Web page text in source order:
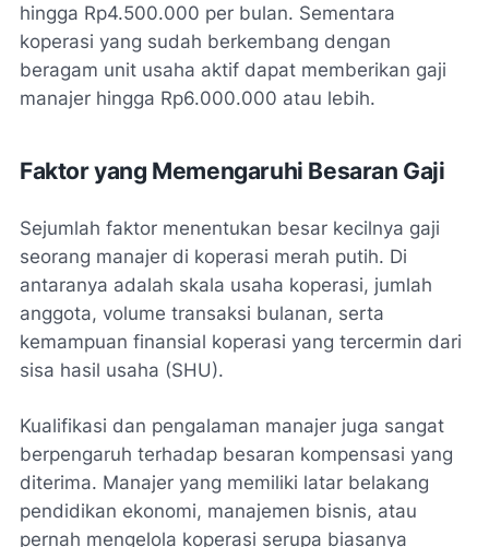
hingga Rp4.500.000 per bulan. Sementara
koperasi yang sudah berkembang dengan
beragam unit usaha aktif dapat memberikan gaji
manajer hingga Rp6.000.000 atau lebih.
Faktor yang Memengaruhi Besaran Gaji
Sejumlah faktor menentukan besar kecilnya gaji
seorang manajer di koperasi merah putih. Di
antaranya adalah skala usaha koperasi, jumlah
anggota, volume transaksi bulanan, serta
kemampuan finansial koperasi yang tercermin dari
sisa hasil usaha (SHU).
Kualifikasi dan pengalaman manajer juga sangat
berpengaruh terhadap besaran kompensasi yang
diterima. Manajer yang memiliki latar belakang
pendidikan ekonomi, manajemen bisnis, atau
pernah mengelola koperasi serupa biasanya